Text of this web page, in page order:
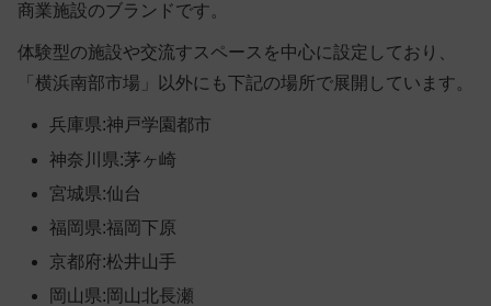
商業施設のブランドです。
体験型の施設や交流すスペースを中心に設定しており、
「横浜南部市場」以外にも下記の場所で展開しています。
兵庫県:神戸学園都市
神奈川県:茅ヶ崎
宮城県:仙台
福岡県:福岡下原
京都府:松井山手
岡山県:岡山北長瀬